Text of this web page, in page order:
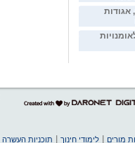
אגודות
דרונט
מורים |לימודי חינוך תוכניות העשרה